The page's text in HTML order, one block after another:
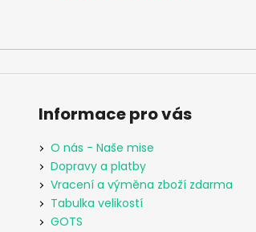
Informace pro vás
O nás - Naše mise
Dopravy a platby
Vracení a výměna zboží zdarma
Tabulka velikostí
GOTS